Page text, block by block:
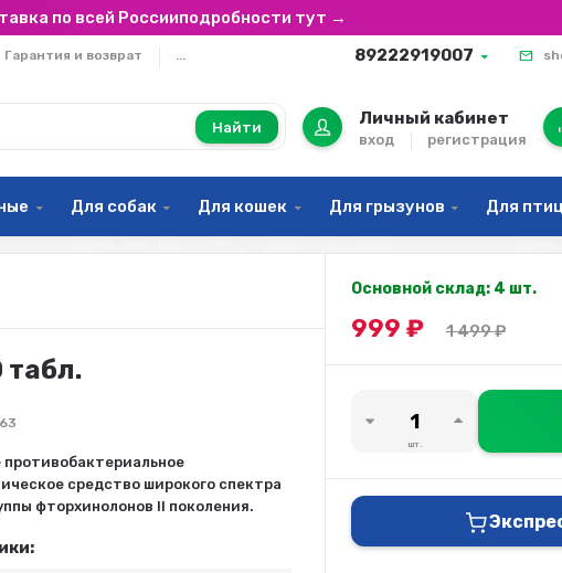
по всей Россииподробности тут →
Гарантия и возврат ... 89222919007
Найти Личный кабинет
вход регистрация
Для собак Для кошек Для грызунов Для птиц
табл.
средство широкого спектра
фторхинолонов II поколения.
Основной склад: 4 шт.
999 ₽ 1 499₽
шт.